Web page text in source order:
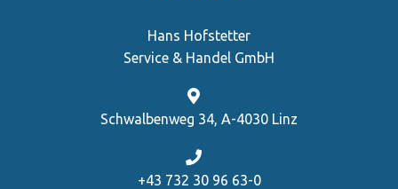
Hans Hofstetter
Service & Handel GmbH
Schwalbenweg 34, A-4030 Linz
+43 732 30 96 63-0